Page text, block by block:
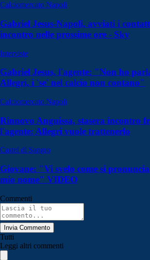
Calciomercato Napoli
Gabriel Jesus-Napoli, avviati i
incontro nelle prossime ore - Sky
Interviste
Gabriel Jesus, l'agente: "Non ho
Allegri, i 'se' nel calcio non contano"
Calciomercato Napoli
Rinnovo Anguissa, stasera incontro
l'agente: Allegri vuole trattenerlo
Castel di Sangro
Giovane: "Vi svelo come si
mio nome" VIDEO
Commenti
Invia Commento
Tutti
Leggi altri commenti